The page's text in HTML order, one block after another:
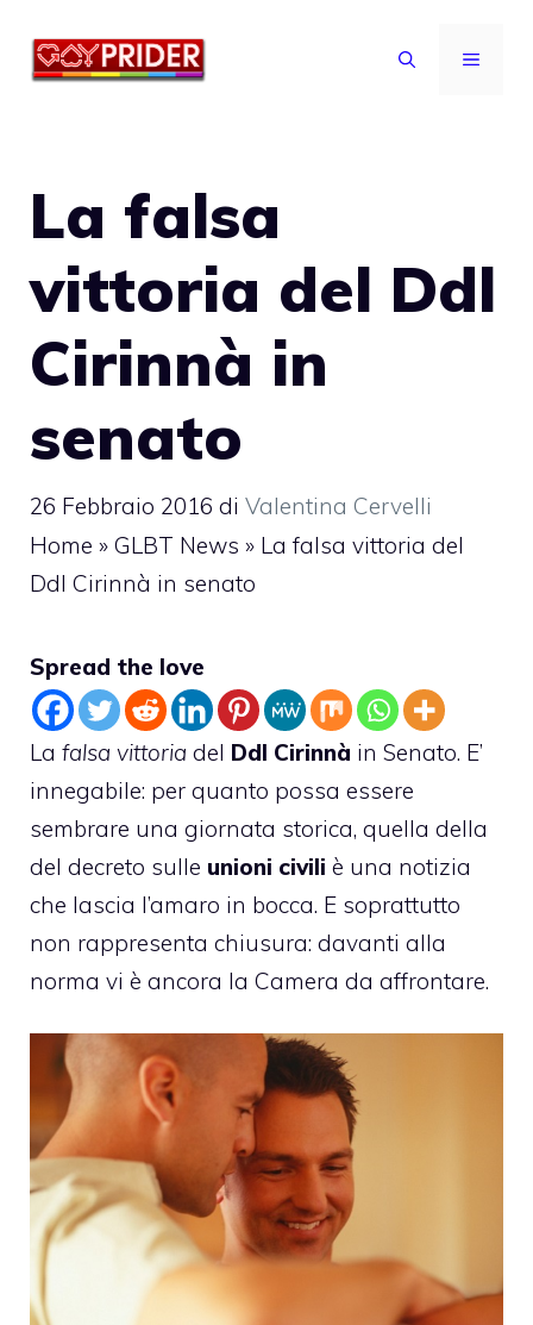
MENU
La falsa
vittoria del Ddl
Cirinnà in
senato
26 Febbraio 2016 di Valentina Cervelli
Home » GLBT News » La falsa vittoria del
Ddl Cirinnà in senato
Spread the love
La falsa vittoria del Ddl Cirinnà in Senato. E’
innegabile: per quanto possa essere
sembrare una giornata storica, quella della
del decreto sulle unioni civili è una notizia
che lascia l’amaro in bocca. E soprattutto
non rappresenta chiusura: davanti alla
norma vi è ancora la Camera da affrontare.